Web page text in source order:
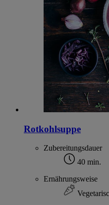
Rotkohlsuppe
Zubereitungsdauer
40 min.
Ernährungsweise